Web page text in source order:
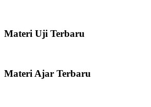
Materi Uji Terbaru
Materi Ajar Terbaru